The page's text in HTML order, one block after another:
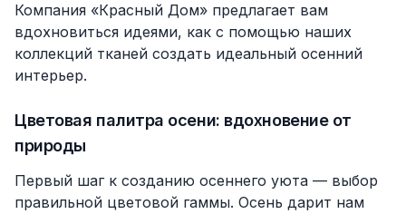
Компания «Красный Дом» предлагает вам
вдохновиться идеями, как с помощью наших
коллекций тканей создать идеальный осенний
интерьер.
Цветовая палитра осени: вдохновение от
природы
Первый шаг к созданию осеннего уюта — выбор
правильной цветовой гаммы. Осень дарит нам